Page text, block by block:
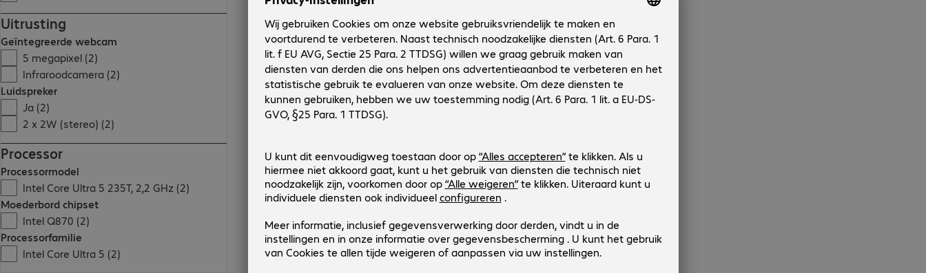
Uitrusting
Geïntegreerde webcam
5 megapixel (2)
Infraroodcamera (2)
Luidspreker
Ja (2)
2 x 2W (stereo) (2)
Processor
Processormodel
Intel Core Ultra 5 235T, 2,2 GHz (2)
Moederbord chipset
Intel Q870 (2)
Processorfamilie
Intel Core Ultra 5 (2)